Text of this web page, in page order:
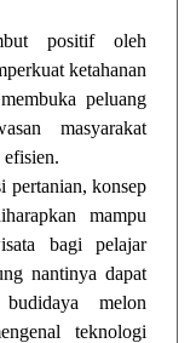
positif oleh
ketahanan
peluang
masyarakat
pertanian, konsep
mampu
bagi pelajar
nantinya dapat
melon
teknologi